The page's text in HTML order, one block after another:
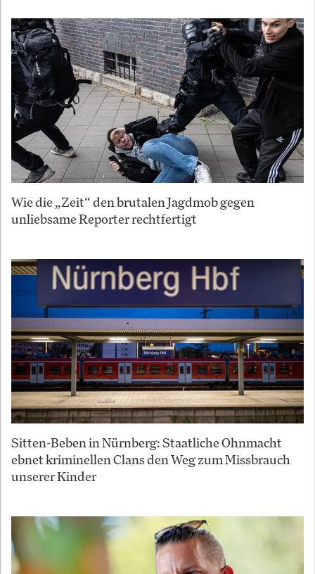
Wie die „Zeit“ den brutalen Jagdmob gegen
unliebsame Reporter rechtfertigt
Sitten-Beben in Nürnberg: Staatliche Ohnmacht
ebnet kriminellen Clans den Weg zum Missbrauch
unserer Kinder